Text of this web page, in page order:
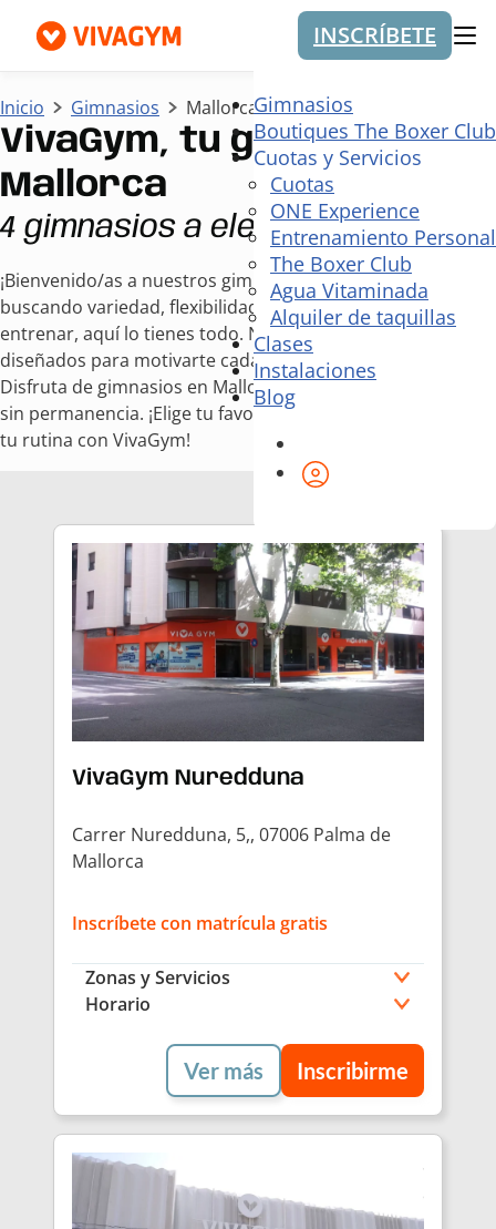
INSCRÍBETE
Gimnasios
Boutiques The Boxer Club
Cuotas y Servicios
Cuotas
ONE Experience
Entrenamiento Personal
The Boxer Club
Agua Vitaminada
Alquiler de taquillas
Clases
Instalaciones
Blog
Inicio Gimnasios Mallorca
VivaGym, tu gimnasio en
Mallorca
4 gimnasios a elegir
¡Bienvenido/as a nuestros gimnasios en Mallorca! Si estás
buscando variedad, flexibilidad y buena energía para
entrenar, aquí lo tienes todo. Nuestros clubes están
diseñados para motivarte cada día, estés donde estés.
Disfruta de gimnasios en Mallorca modernos, accesibles y
sin permanencia. ¡Elige tu favorito y empieza hoy a cambiar
tu rutina con VivaGym!
VivaGym Nuredduna
Carrer Nuredduna, 5,, 07006 Palma de
Mallorca
Inscríbete con matrícula gratis
Zonas y Servicios
Horario
Ver más Inscribirme